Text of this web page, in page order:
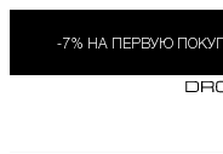
-7% НА ПЕРВУЮ